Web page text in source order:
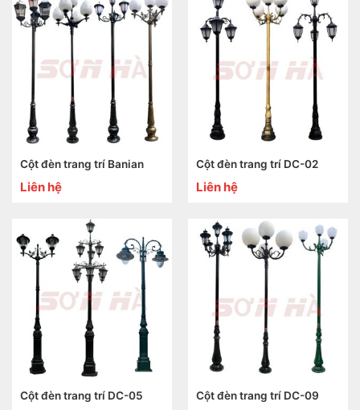
Cột đèn trang trí Banian
Liên hệ
Cột đèn trang trí DC-02
Liên hệ
Cột đèn trang trí DC-05 Cột đèn trang trí DC-09